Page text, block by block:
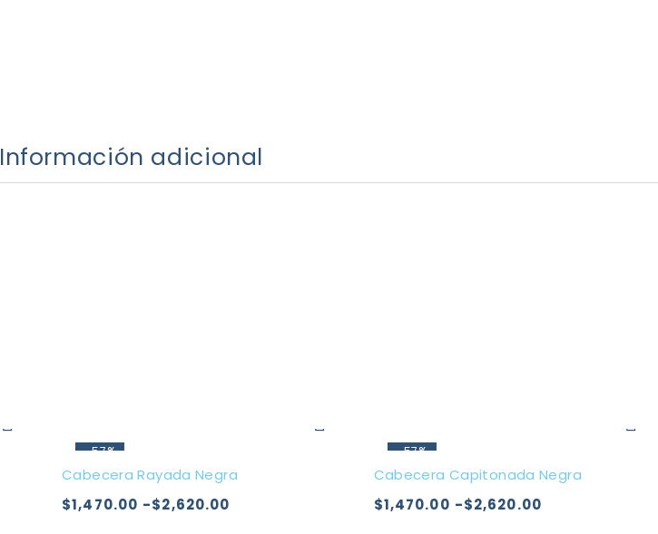
Información adicional
-57%
Cabecera Rayada Negra
$1,470.00 -$2,620.00
-57%
Cabecera Capitonada Negra
$1,470.00 -$2,620.00